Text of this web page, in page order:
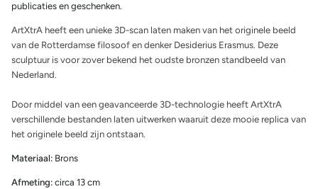
publicaties en geschenken.
ArtXtrA heeft een unieke 3D-scan laten maken van het originele beeld
van de Rotterdamse filosoof en denker Desiderius Erasmus. Deze
sculptuur is voor zover bekend het oudste bronzen standbeeld van
Nederland.
Door middel van een geavanceerde 3D-technologie heeft ArtXtrA
verschillende bestanden laten uitwerken waaruit deze mooie replica van
het originele beeld zijn ontstaan.
Materiaal: Brons
Afmeting: circa 13 cm